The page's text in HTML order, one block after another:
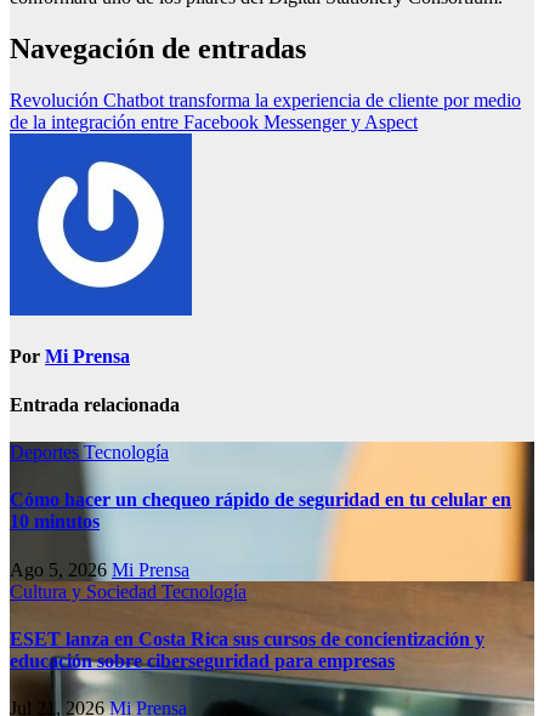
Navegación de entradas
Revolución Chatbot transforma la experiencia de cliente por medio
de la integración entre Facebook Messenger y Aspect
Por Mi Prensa
Entrada relacionada
Deportes Tecnología
Cómo hacer un chequeo rápido de seguridad en tu celular en
10 minutos
Ago 5, 2026 Mi Prensa
Cultura y Sociedad Tecnología
ESET lanza en Costa Rica sus cursos de concientización y
educación sobre ciberseguridad para empresas
Jul 21, 2026Mi Prensa